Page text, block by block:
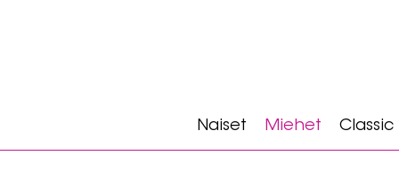
Naiset Miehet Classic